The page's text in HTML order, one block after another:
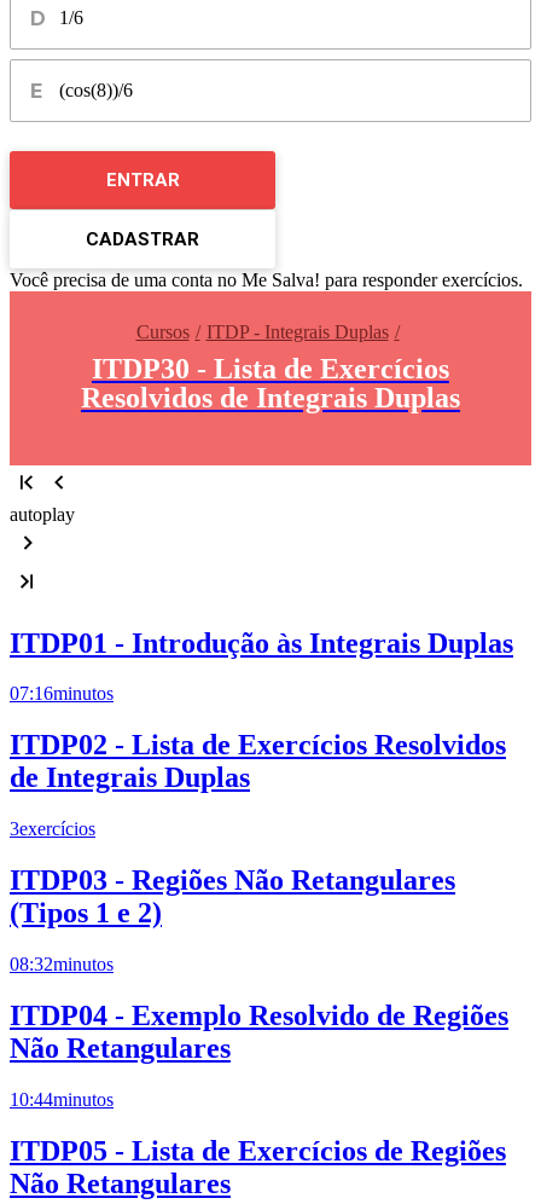
1/6
(cos(8))/6
ENTRAR
CADASTRAR
Você precisa de uma conta no Me Salva! para responder exercícios.
Cursos ITDP - Integrais Duplas
ITDP30 - Lista de Exercícios
Resolvidos de Integrais Duplas
autoplay
ITDP01 - Introdução às Integrais Duplas
07:16minutos
ITDP02 - Lista de Exercícios Resolvidos
de Integrais Duplas
3exercícios
ITDP03 - Regiões Não Retangulares
(Tipos 1 e 2)
08:32minutos
ITDP04 - Exemplo Resolvido de Regiões
Não Retangulares
10:44minutos
ITDP05 - Lista de Exercícios de Regiões
Não Retangulares